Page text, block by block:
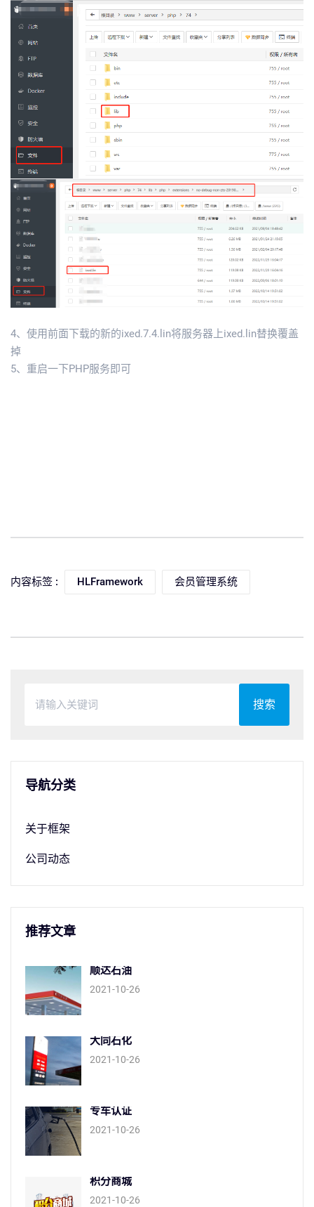
4、使用前面下载的新的ixed.7.4.lin将服务器上ixed.lin替换覆盖
掉
5、重启一下PHP服务即可
内容标签 : HLFramework 会员管理系统
搜索
导航分类
关于框架
公司动态
推荐文章
顺达石油
2021-10-26
大同石化
2021-10-26
专车认证
2021-10-26
积分商城
2021-10-26